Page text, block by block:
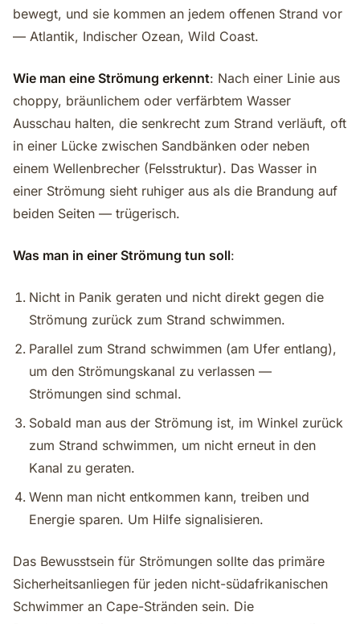
bewegt, und sie kommen an jedem offenen Strand vor
— Atlantik, Indischer Ozean, Wild Coast.
Wie man eine Strömung erkennt: Nach einer Linie aus
choppy, bräunlichem oder verfärbtem Wasser
Ausschau halten, die senkrecht zum Strand verläuft, oft
in einer Lücke zwischen Sandbänken oder neben
einem Wellenbrecher (Felsstruktur). Das Wasser in
einer Strömung sieht ruhiger aus als die Brandung auf
beiden Seiten — trügerisch.
Was man in einer Strömung tun soll:
Nicht in Panik geraten und nicht direkt gegen die
Strömung zurück zum Strand schwimmen.
Parallel zum Strand schwimmen (am Ufer entlang),
um den Strömungskanal zu verlassen —
Strömungen sind schmal.
Sobald man aus der Strömung ist, im Winkel zurück
zum Strand schwimmen, um nicht erneut in den
Kanal zu geraten.
Wenn man nicht entkommen kann, treiben und
Energie sparen. Um Hilfe signalisieren.
Das Bewusstsein für Strömungen sollte das primäre
Sicherheitsanliegen für jeden nicht-südafrikanischen
Schwimmer an Cape-Stränden sein. Die